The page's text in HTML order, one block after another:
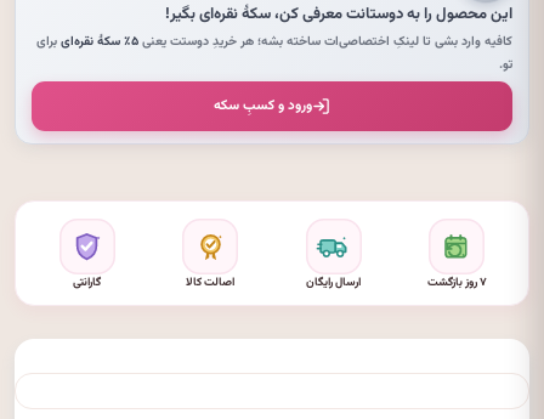
این محصول را به دوستانت معرفی کن،سکهٔ نقره‌ایبگیر!
کافیه وارد بشی تا لینکِ اختصاصی‌ات ساخته بشه؛ هر خریدِ دوستت یعنی۵٪ سکهٔ نقره‌ای
برای
تو.
ورود و کسبِ سکه
۷ روز بازگشت ارسال رایگان اصالت کالا گارانتی